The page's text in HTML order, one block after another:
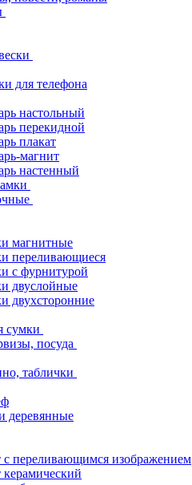
для телефона
настольный
перекидной
плакат
магнит
настенный
магнитные
переливающиеся
с фурнитурой
двуслойные
двухсторонние
сумки
посуда
таблички
деревянные
переливающимся изображением